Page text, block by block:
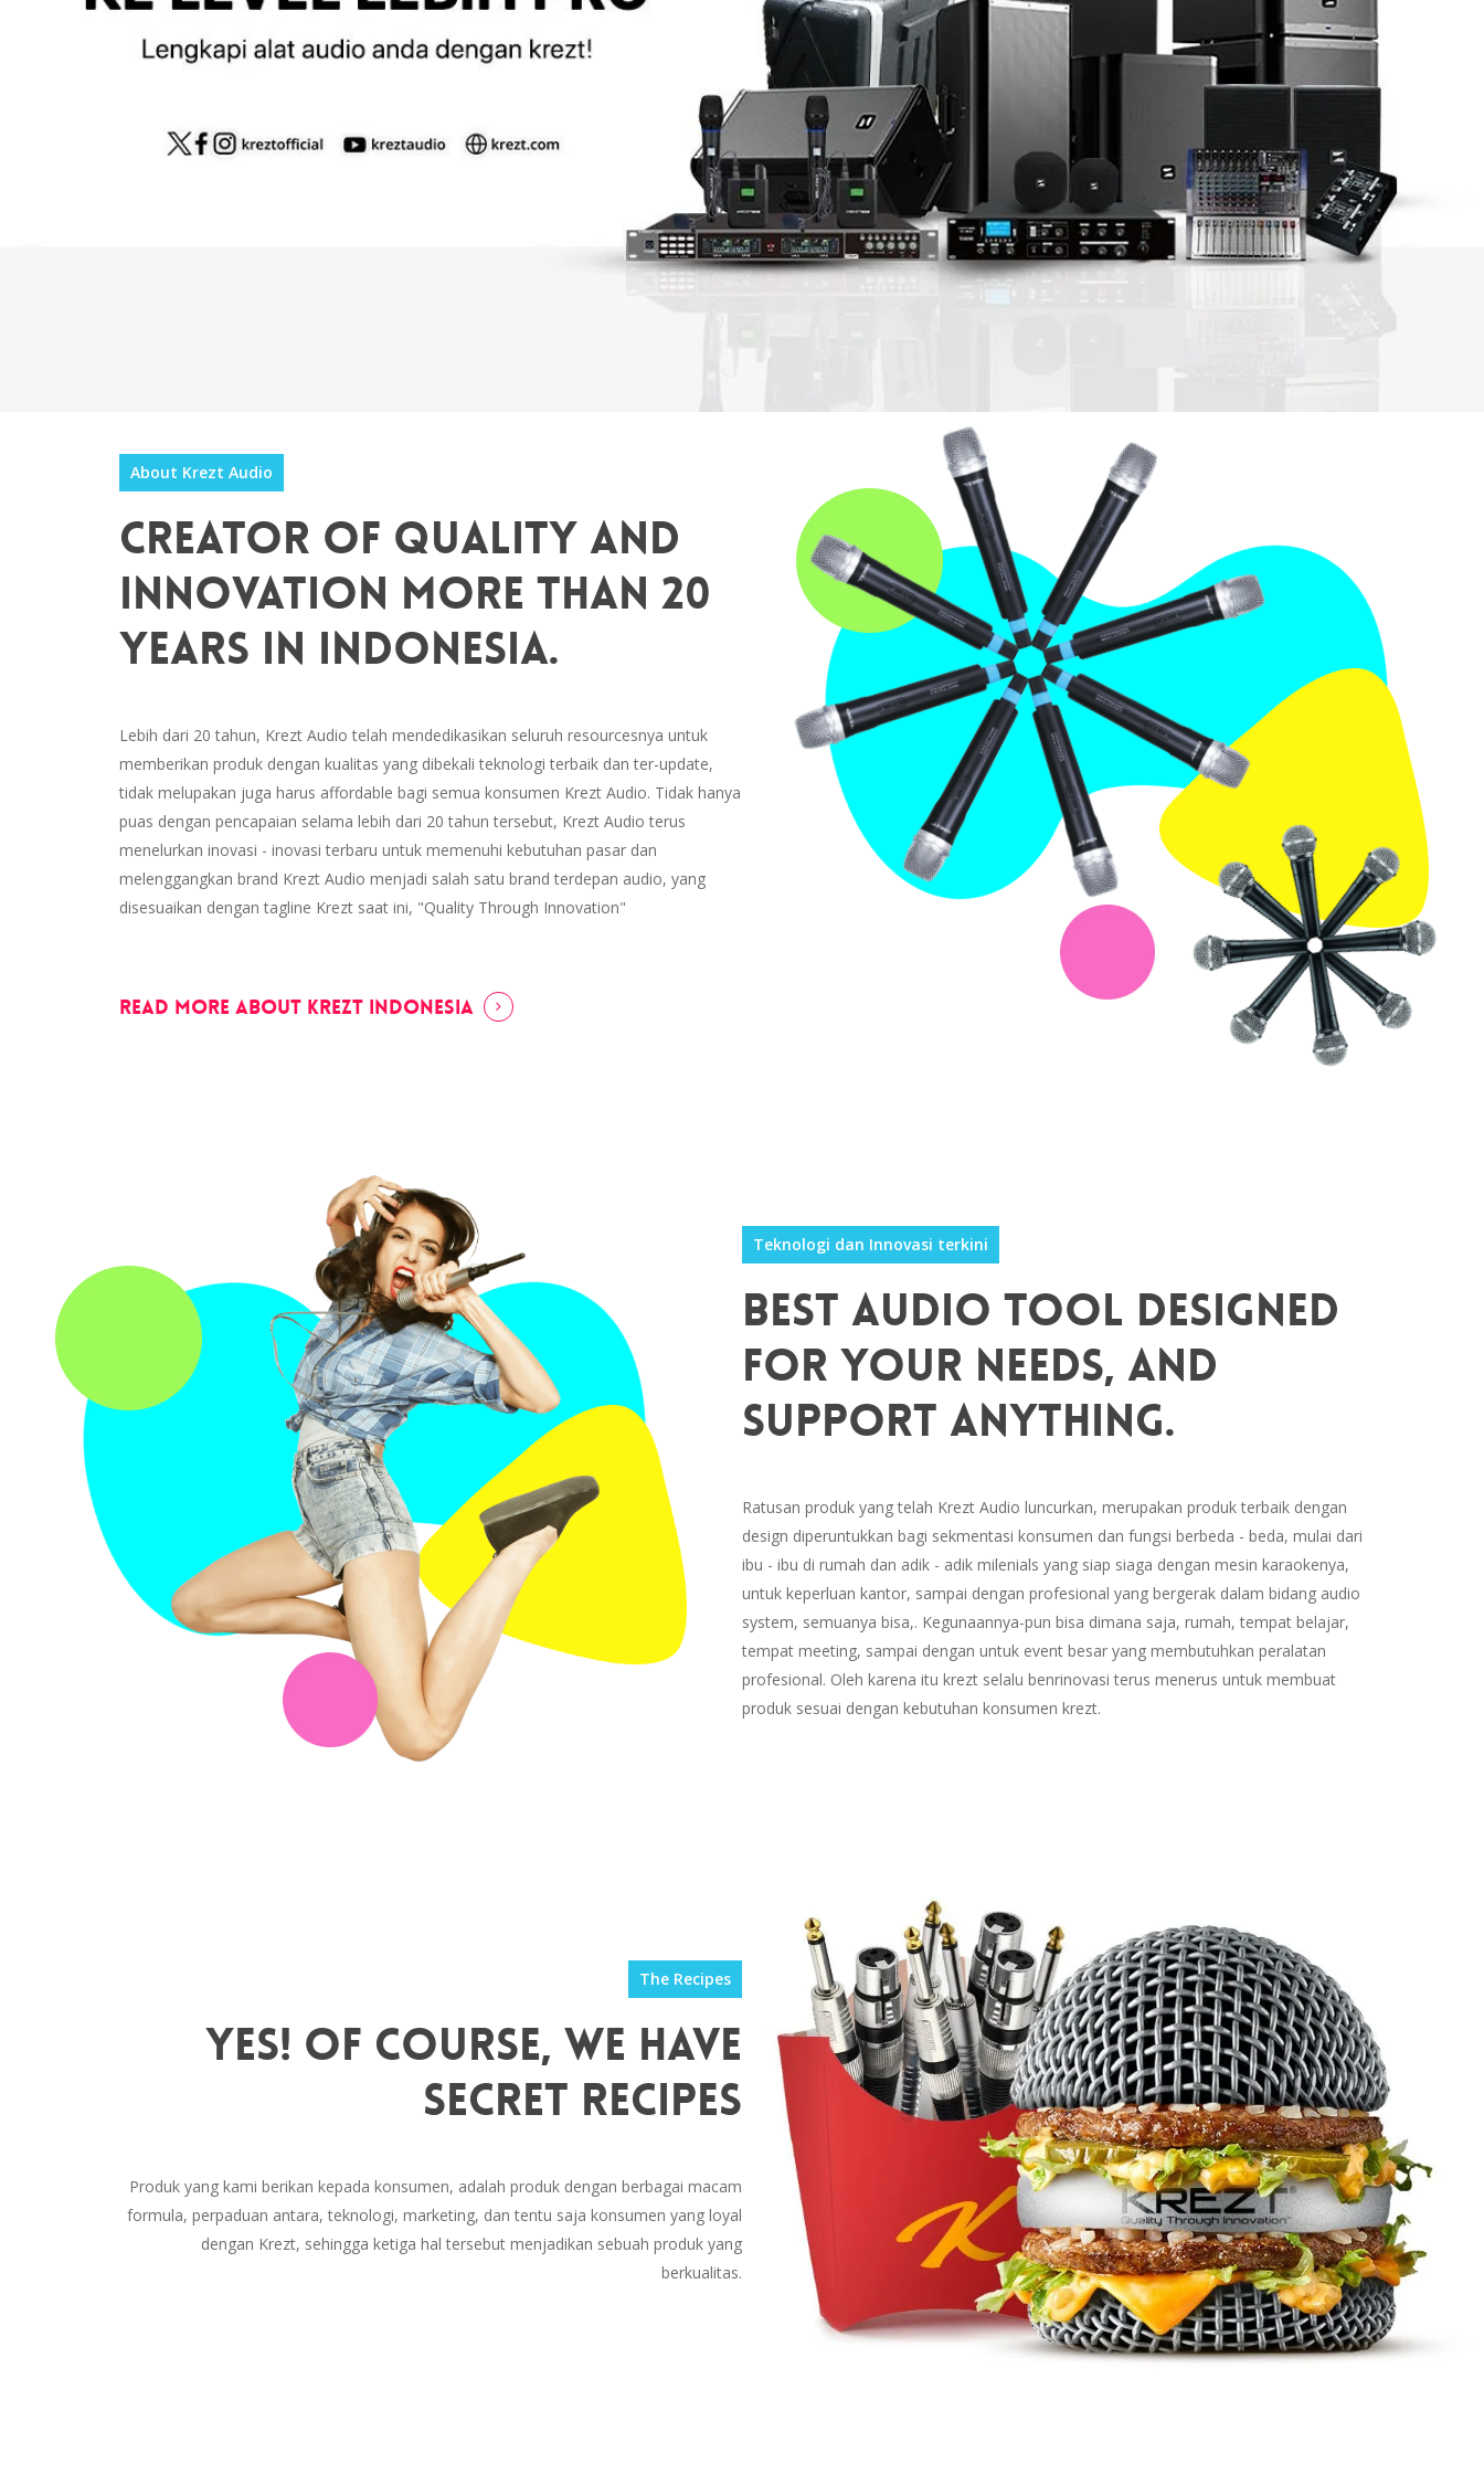
About Krezt Audio
Creator Of Quality And
Innovation More Than 20
Years In Indonesia.
Lebih dari 20 tahun, Krezt Audio telah mendedikasikan seluruh resourcesnya untuk
memberikan produk dengan kualitas yang dibekali teknologi terbaik dan ter-update,
tidak melupakan juga harus affordable bagi semua konsumen Krezt Audio. Tidak hanya
puas dengan pencapaian selama lebih dari 20 tahun tersebut, Krezt Audio terus
menelurkan inovasi - inovasi terbaru untuk memenuhi kebutuhan pasar dan
melenggangkan brand Krezt Audio menjadi salah satu brand terdepan audio, yang
disesuaikan dengan tagline Krezt saat ini, "Quality Through Innovation"
Read More About Krezt Indonesia
Teknologi dan Innovasi terkini
Best Audio Tool Designed
For Your Needs, And
Support Anything.
Ratusan produk yang telah Krezt Audio luncurkan, merupakan produk terbaik dengan
design diperuntukkan bagi sekmentasi konsumen dan fungsi berbeda - beda, mulai dari
ibu - ibu di rumah dan adik - adik milenials yang siap siaga dengan mesin karaokenya,
untuk keperluan kantor, sampai dengan profesional yang bergerak dalam bidang audio
system, semuanya bisa,. Kegunaannya-pun bisa dimana saja, rumah, tempat belajar,
tempat meeting, sampai dengan untuk event besar yang membutuhkan peralatan
profesional. Oleh karena itu krezt selalu benrinovasi terus menerus untuk membuat
produk sesuai dengan kebutuhan konsumen krezt.
The Recipes
Yes! Of Course, We Have
Secret Recipes
Produk yang kami berikan kepada konsumen, adalah produk dengan berbagai macam
formula, perpaduan antara, teknologi, marketing, dan tentu saja konsumen yang loyal
dengan Krezt, sehingga ketiga hal tersebut menjadikan sebuah produk yang
berkualitas.